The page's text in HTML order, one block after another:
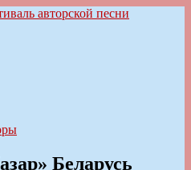
песни
Беларусь